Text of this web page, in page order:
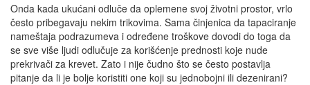
Onda kada ukućani odluče da oplemene svoj životni prostor, vrlo
često pribegavaju nekim trikovima. Sama činjenica da tapaciranje
nameštaja podrazumeva i određene troškove dovodi do toga da
se sve više ljudi odlučuje za korišćenje prednosti koje nude
prekrivači za krevet. Zato i nije čudno što se često postavlja
pitanje da li je bolje koristiti one koji su jednobojni ili dezenirani?